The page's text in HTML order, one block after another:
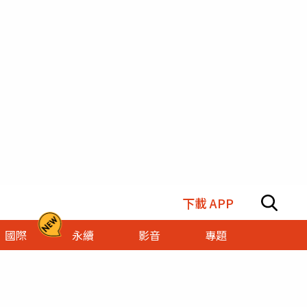
下載 APP
國際 永續 影音
專題